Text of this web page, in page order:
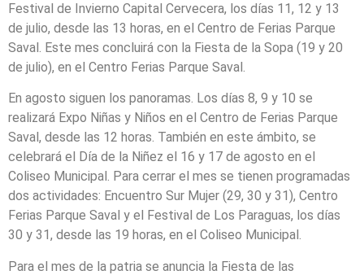
Festival de Invierno Capital Cervecera, los días 11, 12 y 13
de julio, desde las 13 horas, en el Centro de Ferias Parque
Saval. Este mes concluirá con la Fiesta de la Sopa (19 y 20
de julio), en el Centro Ferias Parque Saval.
En agosto siguen los panoramas. Los días 8, 9 y 10 se
realizará Expo Niñas y Niños en el Centro de Ferias Parque
Saval, desde las 12 horas. También en este ámbito, se
celebrará el Día de la Niñez el 16 y 17 de agosto en el
Coliseo Municipal. Para cerrar el mes se tienen programadas
dos actividades: Encuentro Sur Mujer (29, 30 y 31), Centro
Ferias Parque Saval y el Festival de Los Paraguas, los días
30 y 31, desde las 19 horas, en el Coliseo Municipal.
Para el mes de la patria se anuncia la Fiesta de las